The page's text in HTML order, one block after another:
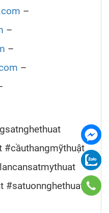
–
–
–
–
#cầuthangmỹthuật
#satuonnghethuat